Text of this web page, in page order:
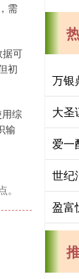
需
据可
初
综
输
万银